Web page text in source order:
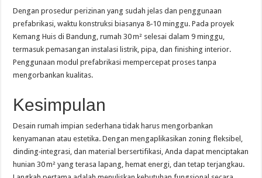
Dengan prosedur perizinan yang sudah jelas dan penggunaan
prefabrikasi, waktu konstruksi biasanya 8‑10 minggu. Pada proyek
Kemang Huis di Bandung, rumah 30 m² selesai dalam 9 minggu,
termasuk pemasangan instalasi listrik, pipa, dan finishing interior.
Penggunaan modul prefabrikasi mempercepat proses tanpa
mengorbankan kualitas.
Kesimpulan
Desain rumah impian sederhana tidak harus mengorbankan
kenyamanan atau estetika. Dengan mengaplikasikan zoning fleksibel,
dinding‑integrasi, dan material bersertifikasi, Anda dapat menciptakan
hunian 30 m² yang terasa lapang, hemat energi, dan tetap terjangkau.